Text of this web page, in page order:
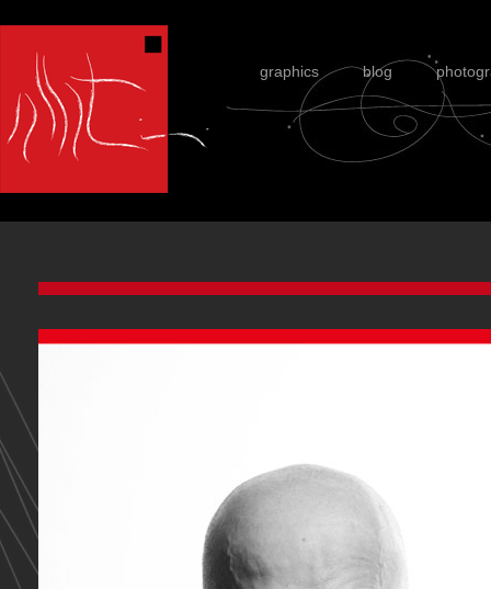
graphics blog